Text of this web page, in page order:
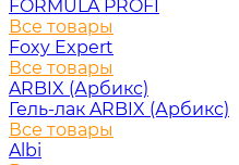
FORMULA PROFI
Все товары
Foxy Expert
Все товары
ARBIX (Арбикс)
Гель-лак ARBIX (Арбикс)
Все товары
Albi